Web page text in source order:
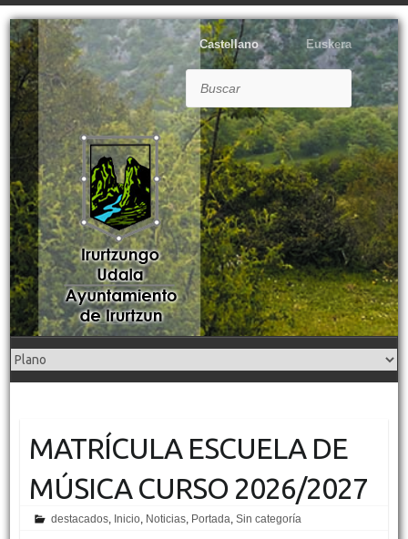
Castellano Euskera
MATRÍCULA ESCUELA DE
MÚSICA CURSO 2026/2027
destacados, Inicio, Noticias, Portada,Sin categoría